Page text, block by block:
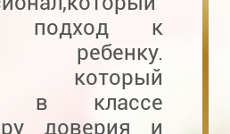
подход к
ребенку.
который
в классе
доверия и